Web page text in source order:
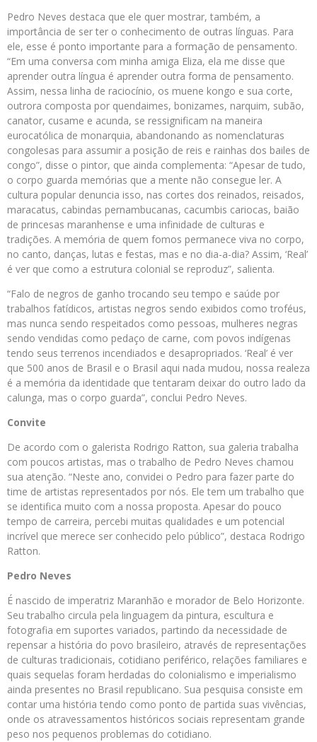
Pedro Neves destaca que ele quer mostrar, também, a
importância de ser ter o conhecimento de outras línguas. Para
ele, esse é ponto importante para a formação de pensamento.
“Em uma conversa com minha amiga Eliza, ela me disse que
aprender outra língua é aprender outra forma de pensamento.
Assim, nessa linha de raciocínio, os muene kongo e sua corte,
outrora composta por quendaimes, bonizames, narquim, subão,
canator, cusame e acunda, se ressignificam na maneira
eurocatólica de monarquia, abandonando as nomenclaturas
congolesas para assumir a posição de reis e rainhas dos bailes de
congo”, disse o pintor, que ainda complementa: “Apesar de tudo,
o corpo guarda memórias que a mente não consegue ler. A
cultura popular denuncia isso, nas cortes dos reinados, reisados,
maracatus, cabindas pernambucanas, cacumbis cariocas, baião
de princesas maranhense e uma infinidade de culturas e
tradições. A memória de quem fomos permanece viva no corpo,
no canto, danças, lutas e festas, mas e no dia-a-dia? Assim, ‘Real’
é ver que como a estrutura colonial se reproduz”, salienta.
“Falo de negros de ganho trocando seu tempo e saúde por
trabalhos fatídicos, artistas negros sendo exibidos como troféus,
mas nunca sendo respeitados como pessoas, mulheres negras
sendo vendidas como pedaço de carne, com povos indígenas
tendo seus terrenos incendiados e desapropriados. ‘Real’ é ver
que 500 anos de Brasil e o Brasil aqui nada mudou, nossa realeza
é a memória da identidade que tentaram deixar do outro lado da
calunga, mas o corpo guarda”, conclui Pedro Neves.
Convite
De acordo com o galerista Rodrigo Ratton, sua galeria trabalha
com poucos artistas, mas o trabalho de Pedro Neves chamou
sua atenção. “Neste ano, convidei o Pedro para fazer parte do
time de artistas representados por nós. Ele tem um trabalho que
se identifica muito com a nossa proposta. Apesar do pouco
tempo de carreira, percebi muitas qualidades e um potencial
incrível que merece ser conhecido pelo público”, destaca Rodrigo
Ratton.
Pedro Neves
É nascido de imperatriz Maranhão e morador de Belo Horizonte.
Seu trabalho circula pela linguagem da pintura, escultura e
fotografia em suportes variados, partindo da necessidade de
repensar a história do povo brasileiro, através de representações
de culturas tradicionais, cotidiano periférico, relações familiares e
quais sequelas foram herdadas do colonialismo e imperialismo
ainda presentes no Brasil republicano. Sua pesquisa consiste em
contar uma história tendo como ponto de partida suas vivências,
onde os atravessamentos históricos sociais representam grande
peso nos pequenos problemas do cotidiano.